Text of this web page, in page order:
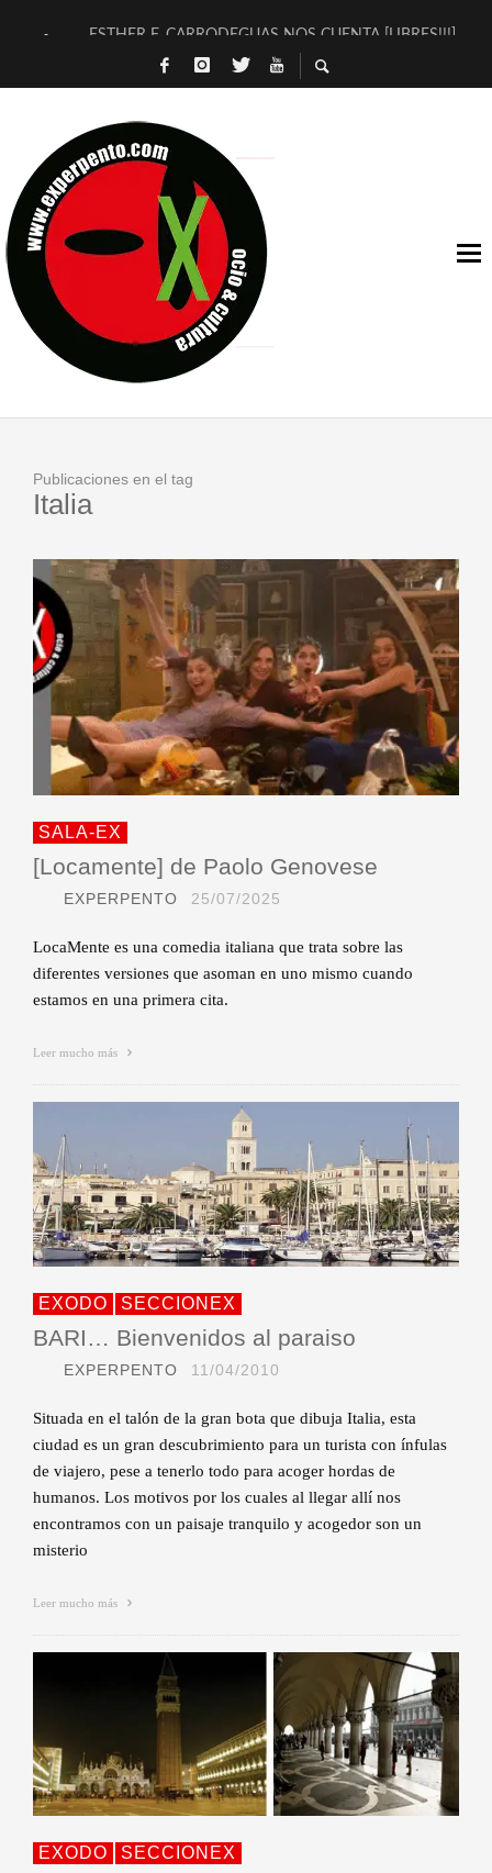
ESTHER F. CARRODEGUAS NOS CUENTA [LIBRES!!!]
[TERRA DE GUAPES] DE SANDRA MONFORT
TIMBRE 4, LA ESCUELA DEL DIRECTOR TEATRAL CLAUDIO
30 AÑOS (NO ES NADA) DE LA KATARSIS DEL TOMATAZO
MILITARES JUDÍAS EN #EXVITA
D’BALDOMEROS REINVENTAN [BITÁCORA 3.0] EN EXVITA
MARSHALL FLASH PRESENTA EN EXVITA [RELATIVA
JOFRE BARDAGÍ EN EXVITA INTERPRETANDO A SERRAT
Publicaciones en el tag
Italia
SALA-EX
[Locamente] de Paolo Genovese
EXPERPENTO 25/07/2025
LocaMente es una comedia italiana que trata sobre las
diferentes versiones que asoman en uno mismo cuando
estamos en una primera cita.
Leer mucho más
EXODO SECCIONEX
BARI… Bienvenidos al paraiso
EXPERPENTO 11/04/2010
Situada en el talón de la gran bota que dibuja Italia, esta
ciudad es un gran descubrimiento para un turista con ínfulas
de viajero, pese a tenerlo todo para acoger hordas de
humanos. Los motivos por los cuales al llegar allí nos
encontramos con un paisaje tranquilo y acogedor son un
misterio
Leer mucho más
EXODO SECCIONEX